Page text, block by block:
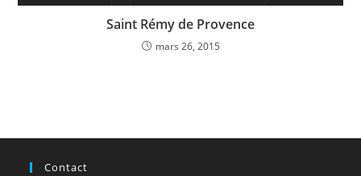
Saint Rémy de Provence
mars 26, 2015
Contact